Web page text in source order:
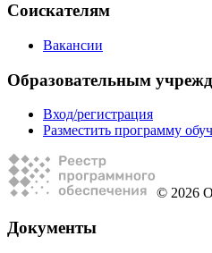
Соискателям
Вакансии
Образовательным
Вход/регистрация
Разместить программу
© 2026
Документы